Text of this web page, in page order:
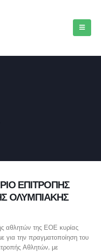
ΕΠΙΤΡΟΠΗΣ
ΟΛΥΜΠΙΑΚΗΣ
αθλητών της ΕΟΕ κυρίας
για την πραγματοποίηση του
Αθλητών, με